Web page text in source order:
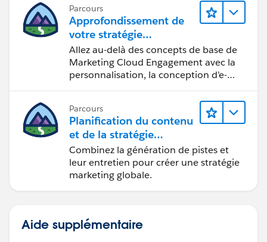
Parcours
Approfondissement de
votre stratégie
marketing
Allez au-delà des concepts de base de
Marketing Cloud Engagement avec la
personnalisation, la conception d’e-
Parcours
Planification du contenu
et de la stratégie
marketing avec
Marketing Cloud
Account Engagement
Combinez la génération de pistes et
leur entretien pour créer une stratégie
marketing globale.
Aide supplémentaire